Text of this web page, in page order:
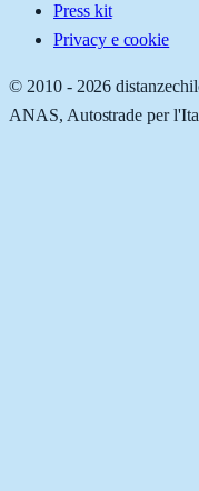
Press kit
Privacy e cookie
© 2010 - 2026
ANAS, Autostrade per